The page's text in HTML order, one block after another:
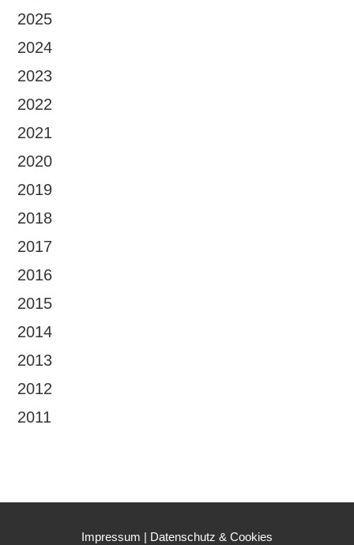
2025
2024
2023
2022
2021
2020
2019
2018
2017
2016
2015
2014
2013
2012
2011
Impressum | Datenschutz & Cookies